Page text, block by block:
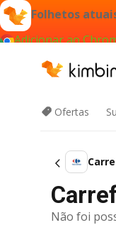
Folhetos
Adicionar ao
Ofertas
Não foi